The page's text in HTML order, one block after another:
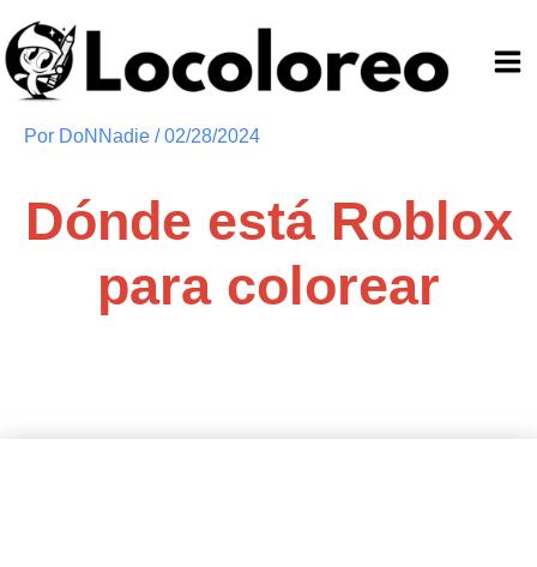
al
contenido
Por DoNNadie /02/28/2024
Dónde está Roblox
para colorear